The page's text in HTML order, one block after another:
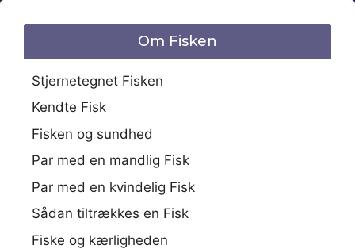
Om Fisken
Stjernetegnet Fisken
Kendte Fisk
Fisken og sundhed
Par med en mandlig Fisk
Par med en kvindelig Fisk
Sådan tiltrækkes en Fisk
Fiske og kærligheden